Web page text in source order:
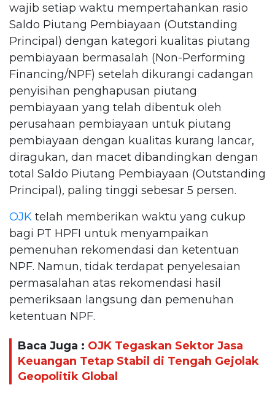
wajib setiap waktu mempertahankan rasio
Saldo Piutang Pembiayaan (Outstanding
Principal) dengan kategori kualitas piutang
pembiayaan bermasalah (Non-Performing
Financing/NPF) setelah dikurangi cadangan
penyisihan penghapusan piutang
pembiayaan yang telah dibentuk oleh
perusahaan pembiayaan untuk piutang
pembiayaan dengan kualitas kurang lancar,
diragukan, dan macet dibandingkan dengan
total Saldo Piutang Pembiayaan (Outstanding
Principal), paling tinggi sebesar 5 persen.
OJK telah memberikan waktu yang cukup
bagi PT HPFI untuk menyampaikan
pemenuhan rekomendasi dan ketentuan
NPF. Namun, tidak terdapat penyelesaian
permasalahan atas rekomendasi hasil
pemeriksaan langsung dan pemenuhan
ketentuan NPF.
Baca Juga : OJK Tegaskan Sektor Jasa
Keuangan Tetap Stabil di Tengah Gejolak
Geopolitik Global